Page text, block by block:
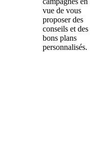
vue de vous
proposer des
conseils et des
bons plans
personnalisés.